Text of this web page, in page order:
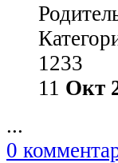
1233
11 Окт
...
0